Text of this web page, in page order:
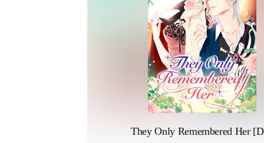
They Only Remembered Her